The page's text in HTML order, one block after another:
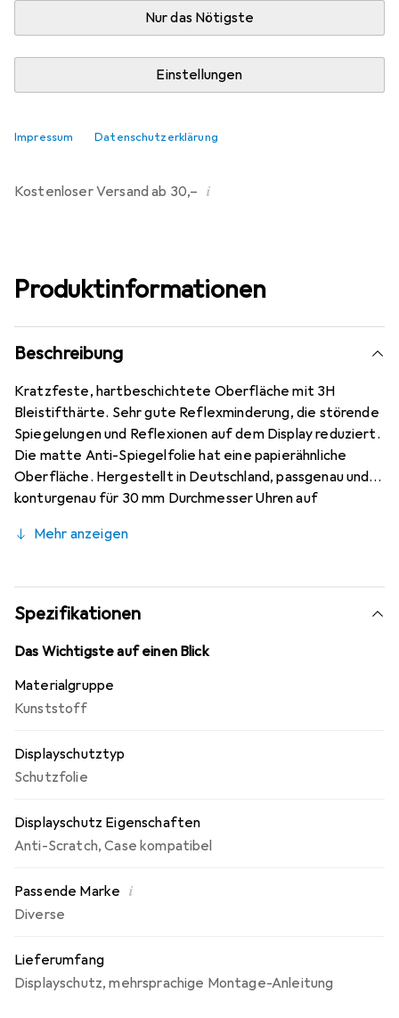
Nur das Nötigste
Einstellungen
Impressum Datenschutzerklärung
In den Warenkorb
Vergleichen
Kostenloser Versand ab 30,– i
Produktinformationen
Beschreibung
Kratzfeste, hartbeschichtete Oberfläche mit 3H
Bleistifthärte. Sehr gute Reflexminderung, die störende
Spiegelungen und Reflexionen auf dem Display reduziert.
Die matte Anti-Spiegelfolie hat eine papierähnliche
Oberfläche. Hergestellt in Deutschland, passgenau und
konturgenau für 30 mm Durchmesser Uhren auf
Anbringung mit 100% blasenfreier Montage bei
verdrängt die Luft beim Aufbringen und schmiegt sich von
selbst an das Display an. Keine Beeinträchtigung der
Bedienbarkeit. Die Dipos Displayschutzfolie bietet ein
angenehmes Bediengefühl und ist für das 30 mm
Mehr anzeigen
Spezifikationen
Das Wichtigste auf einen Blick
Materialgruppe
Kunststoff
Displayschutztyp
Schutzfolie
Displayschutz Eigenschaften
Anti-Scratch,Case kompatibel
Passende Marke i
Diverse
Lieferumfang
Displayschutz,mehrsprachige Montage-Anleitung